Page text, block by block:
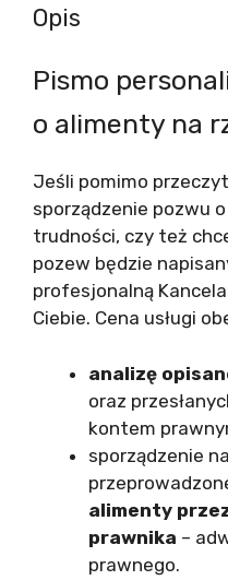
Opis
Pismo
o alimenty na
Jeśli pomimo
sporządzenie pozwu
trudności, czy też
pozew będzie
profesjonalną
Ciebie. Cena usługi
analizę
oraz
kontem
sporządzenie
alimenty
prawnika –
prawnego.